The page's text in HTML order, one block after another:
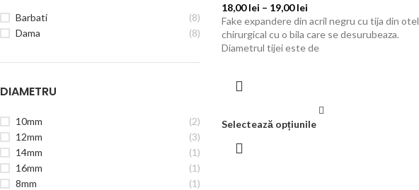
Barbati
(8)
Dama
(8)
DIAMETRU
10mm
(2)
12mm
(3)
14mm
(1)
16mm
(1)
8mm
(1)
18,00lei – 19,00lei
Fake expandere din acril negru cu tija din otel
chirurgical cu o bila care se desurubeaza.
Diametrul tijei este de
Selectează opțiunile